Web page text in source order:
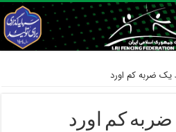
ضربه کم اورد
کم اورد